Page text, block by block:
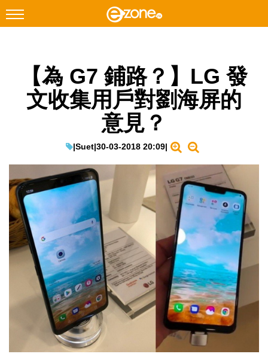
Facebook Instagram
科技焦點
教學評測
EduTech
IT Times
生成式AI與雲端應用
Enterprise Digital Transformation
【為 G7 鋪路？】LG 發
文收集用戶對劉海屏的
意見？
|Suet|30-03-2018 20:09|